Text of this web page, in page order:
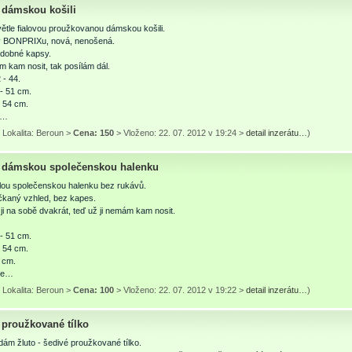
košili
fialovou proužkovanou dámskou košili.
BONPRIXu, nová, nenošená.
kapsy.
kam nosit, tak posílám dál.
- 44.
51 cm.
cm.
Beroun > Cena: 150 > Vloženo: 22. 07. 2012 v 19:24 > detail inzerátu… )
společenskou halenku
společenskou halenku bez rukávů.
vzhled, bez kapes.
na sobě dvakrát, teď už ji nemám kam nosit.
51 cm.
cm.
Beroun > Cena: 100 > Vloženo: 22. 07. 2012 v 19:22 > detail inzerátu… )
tílko
žluto - šedivé proužkované tílko.